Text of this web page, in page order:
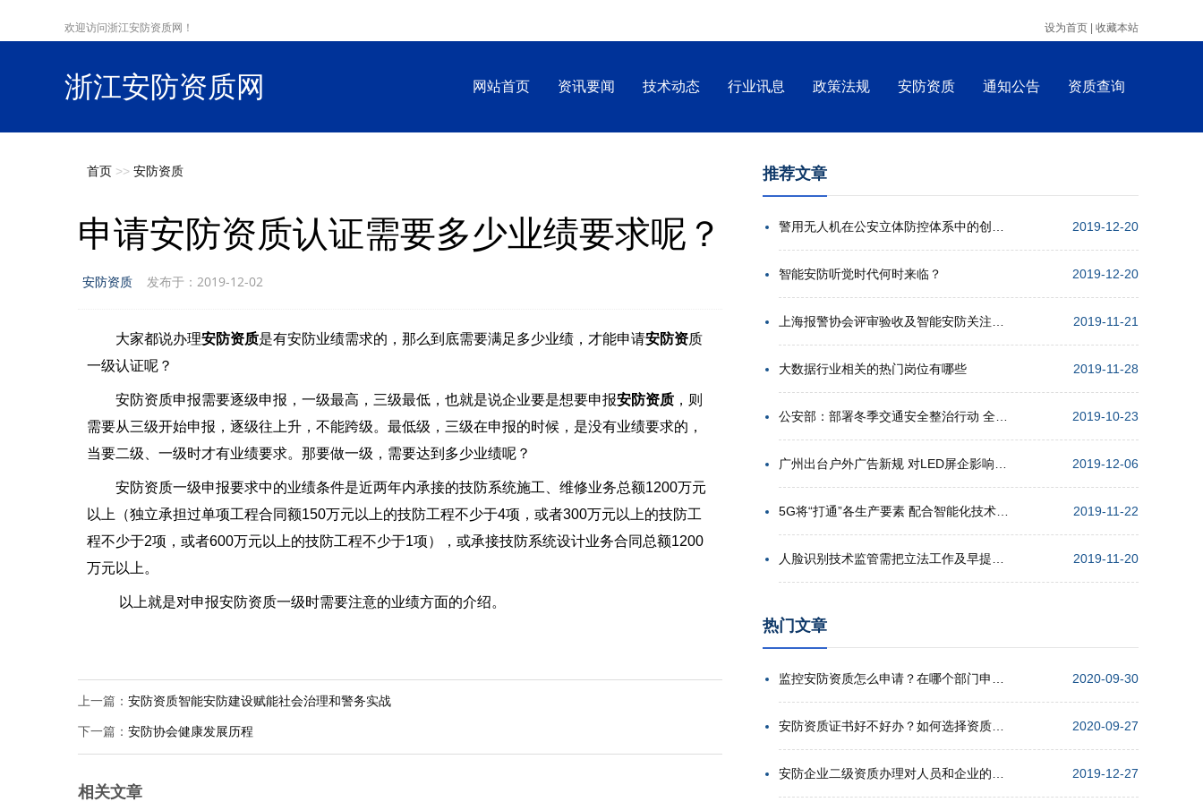
欢迎访问浙江安防资质网！ 设为首页 | 收藏本站
浙江安防资质网 网站首页 资讯要闻 技术动态 行业讯息 政策法规 安防资质 通知公告 资质查询
首页 >> 安防资质
申请安防资质认证需要多少业绩要求呢？
安防资质 发布于：2019-12-02
大家都说办理安防资质是有安防业绩需求的，那么到底需要满足多少业绩，才能申请安防资质
一级认证呢？
安防资质申报需要逐级申报，一级最高，三级最低，也就是说企业要是想要申报安防资质 ，则
需要从三级开始申报，逐级往上升，不能跨级。最低级，三级在申报的时候，是没有业绩要求的，
当要二级、一级时才有业绩要求。那要做一级，需要达到多少业绩呢？
安防资质一级申报要求中的业绩条件是近两年内承接的技防系统施工、维修业务总额1200万元
以上（独立承担过单项工程合同额150万元以上的技防工程不少于4项，或者300万元以上的技防工
程不少于2项，或者600万元以上的技防工程不少于1项），或承接技防系统设计业务合同总额1200
万元以上。
以上就是对申报安防资质一级时需要注意的业绩方面的介绍。
上一篇： 安防资质智能安防建设赋能社会治理和警务实战
下一篇： 安防协会健康发展历程
相关文章
推荐文章
2019-12-20
智能安防听觉时代何时来临？ 2019-12-20
2019-11-21
大数据行业相关的热门岗位有哪些 2019-11-28
2019-10-23
2019-12-06
2019-11-22
2019-11-20
热门文章
2020-09-30
2020-09-27
2019-12-27